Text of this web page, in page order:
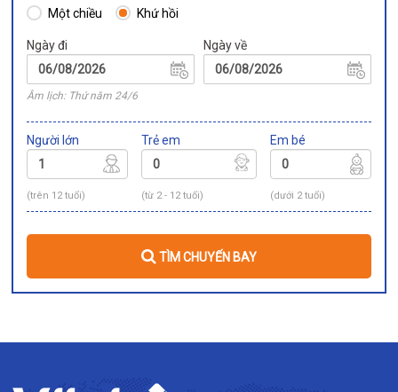
Một chiều Khứ hồi
Ngày đi
Âm lịch: Thứ năm 24/6
Ngày về
Người lớn
(trên 12 tuổi)
Trẻ em
(từ 2 - 12 tuổi)
Em bé
(dưới 2 tuổi)
TÌM CHUYẾN BAY